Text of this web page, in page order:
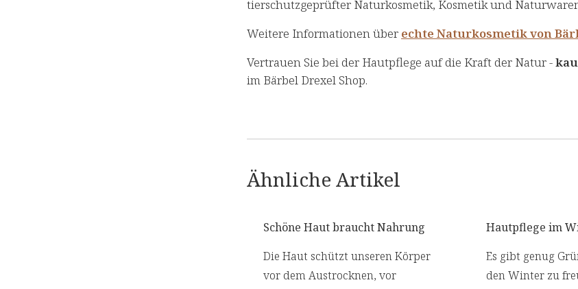
tierschutzgeprüfter Naturkosmetik, Kosmetik und Naturwaren
Weitere Informationen über echte Naturkosmetik von
Vertrauen Sie bei der Hautpflege auf die Kraft der Natur -
im Bärbel Drexel Shop.
Ähnliche Artikel
Schöne Haut braucht Nahrung
Die Haut schützt unseren Körper
vor dem Austrocknen, vor
Hautpflege im
Es gibt genug
den Winter zu